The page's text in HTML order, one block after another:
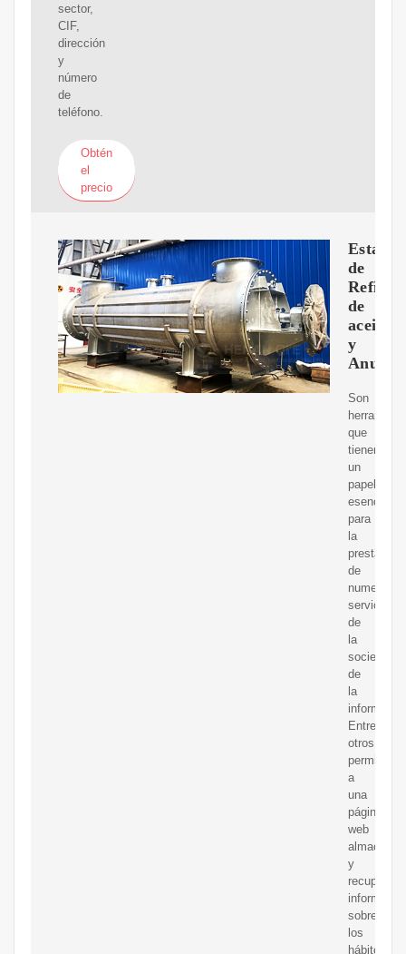
sector,
CIF,
dirección
y
número
de
teléfono.
Obtén
el
precio
de
de
y
Anual
Son
que
tienen
un
papel
esencial
para
la
prestación
de
numerosos
servicios
de
la
sociedad
de
la
Entre
otros,
permiten
a
una
página
web
almacenar
y
recuperar
sobre
los
hábitos